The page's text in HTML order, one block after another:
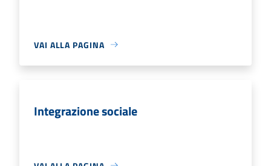
VAI ALLA PAGINA
Integrazione sociale